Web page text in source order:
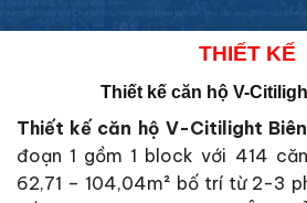
THIẾT KẾ
Thiết kế căn hộ V-
Thiết kế căn hộ V-Citilight
đoạn 1 gồm 1 block với 414
62,71 – 104,04m² bố trí từ 2-3